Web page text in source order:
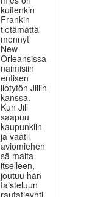
kuitenkin
Frankin
tietämättä
mennyt
New
Orleansissa
naimisiin
entisen
ilotytön Jillin
kanssa.
Kun Jill
saapuu
kaupunkiin
ja vaatii
aviomiehen
sä maita
itselleen,
joutuu hän
taisteluun
rautatieyhti